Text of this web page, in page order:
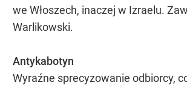
we Włoszech, inaczej w Izraelu.
Warlikowski.
Antykabotyn
Wyraźne sprecyzowanie odbiorcy,